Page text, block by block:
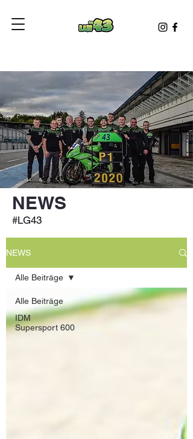
NEWS
#LG43
NEWS
Alle Beiträge
IDM
Supersport 600
Alle Beiträge